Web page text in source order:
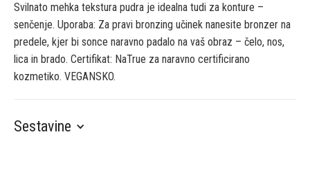
Svilnato mehka tekstura pudra je idealna tudi za konture –
senčenje. Uporaba: Za pravi bronzing učinek nanesite bronzer na
predele, kjer bi sonce naravno padalo na vaš obraz – čelo, nos,
lica in brado. Certifikat: NaTrue za naravno certificirano
kozmetiko. VEGANSKO.
Sestavine